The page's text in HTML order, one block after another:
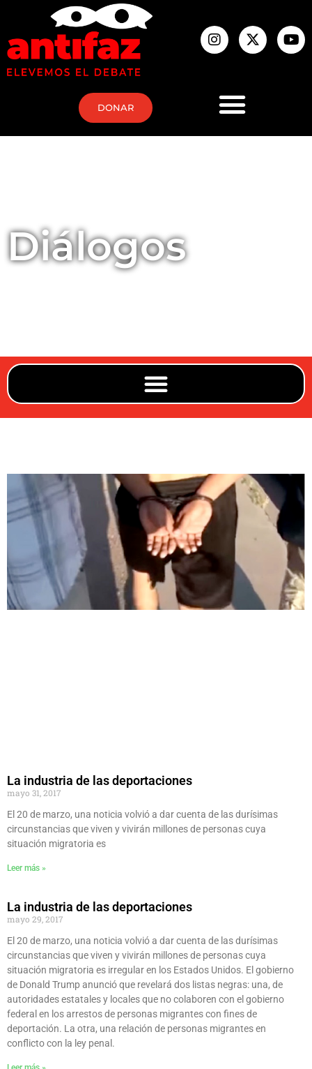
DONAR
Diálogos
La industria de las deportaciones
mayo 31, 2017
El 20 de marzo, una noticia volvió a dar cuenta de las durísimas
circunstancias que viven y vivirán millones de personas cuya
situación migratoria es
Leer más »
La industria de las deportaciones
mayo 29, 2017
El 20 de marzo, una noticia volvió a dar cuenta de las durísimas
circunstancias que viven y vivirán millones de personas cuya
situación migratoria es irregular en los Estados Unidos. El gobierno
de Donald Trump anunció que revelará dos listas negras: una, de
autoridades estatales y locales que no colaboren con el gobierno
federal en los arrestos de personas migrantes con fines de
deportación. La otra, una relación de personas migrantes en
conflicto con la ley penal.